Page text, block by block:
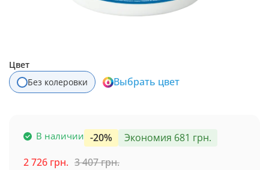
Цвет
Без колеровки
Выбрать цвет
В наличии -20%
Экономия 681 грн.
2 726 грн. 3 407 грн.